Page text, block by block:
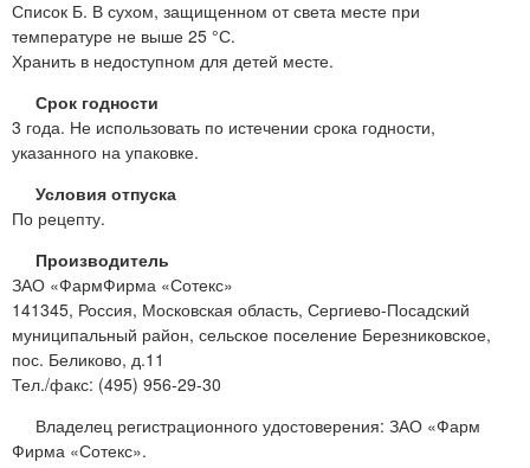
Список Б. В сухом, защищенном от света месте при
температуре не выше 25 °С.
Хранить в недоступном для детей месте.
Срок годности
3 года. Не использовать по истечении срока годности,
указанного на упаковке.
Условия отпуска
По рецепту.
Производитель
ЗАО «ФармФирма «Сотекс»
141345, Россия, Московская область, Сергиево-Посадский
муниципальный район, сельское поселение Березниковское,
пос. Беликово, д.11
Тел./факс: (495) 956-29-30
Владелец регистрационного удостоверения: ЗАО «Фарм
Фирма «Сотекс».